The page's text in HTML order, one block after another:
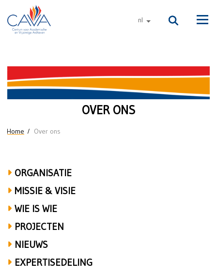
Naar de inhoud
nl andere talen
Organisatie
OVER ONS
U bent hier
Home Over ons
ORGANISATIE
MISSIE & VISIE
WIE IS WIE
PROJECTEN
NIEUWS
EXPERTISEDELING